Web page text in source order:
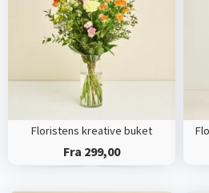
Floristens kreative buket
Fra 299,00